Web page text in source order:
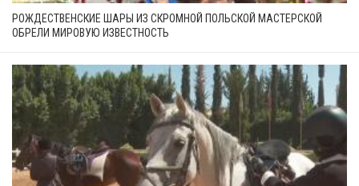
РОЖДЕСТВЕНСКИЕ ШАРЫ ИЗ СКРОМНОЙ ПОЛЬСКОЙ МАСТЕРСКОЙ
ОБРЕЛИ МИРОВУЮ ИЗВЕСТНОСТЬ